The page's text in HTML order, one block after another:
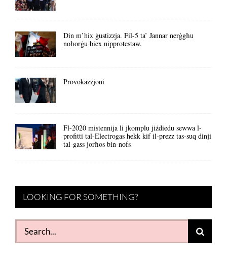
Din m’hix ġustizzja. Fil-5 ta’ Jannar nerġgħu
noħorġu biex nipprotestaw.
Provokazzjoni
Fl-2020 mistennija li jkomplu jiżdiedu sewwa l-
profitti tal-Electrogas hekk kif il-prezz tas-suq dinji
tal-gass jorħos bin-nofs
LOOKING FOR SOMETHING?
Search
for: